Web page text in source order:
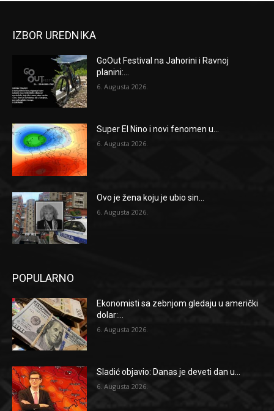
IZBOR UREDNIKA
GoOut Festival na Jahorini i Ravnoj
planini:...
6. Augusta 2026.
Super El Nino i novi fenomen u...
6. Augusta 2026.
Ovo je žena koju je ubio sin...
6. Augusta 2026.
POPULARNO
Ekonomisti sa zebnjom gledaju u američki
dolar:...
6. Augusta 2026.
Sladić objavio: Danas je deveti dan u...
6. Augusta 2026.